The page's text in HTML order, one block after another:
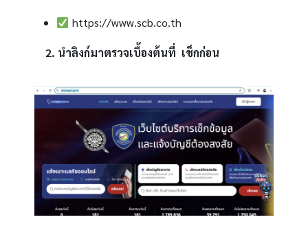
https://www.scb.co.th
2. นำลิงก์มาตรวจเบื้องต้นที่ เช็กก่อน